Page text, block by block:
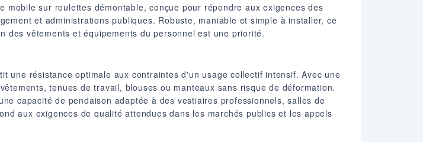
sur roulettes démontable, conçue pour répondre aux exigences des
et administrations publiques. Robuste, maniable et simple à installer, ce
vêtements et équipements du personnel est une priorité.
une résistance optimale aux contraintes d'un usage collectif intensif. Avec une
tenues de travail, blouses ou manteaux sans risque de déformation.
capacité de pendaison adaptée à des vestiaires professionnels, salles de
aux exigences de qualité attendues dans les marchés publics et les appels